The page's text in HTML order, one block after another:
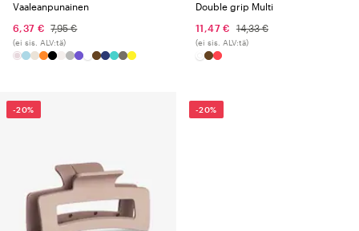
Vaaleanpunainen
6,37 €
7,95 €
(ei sis. ALV:tä)
Double grip Multi
11,47 €
14,33 €
(ei sis. ALV:tä)
-20% -20%